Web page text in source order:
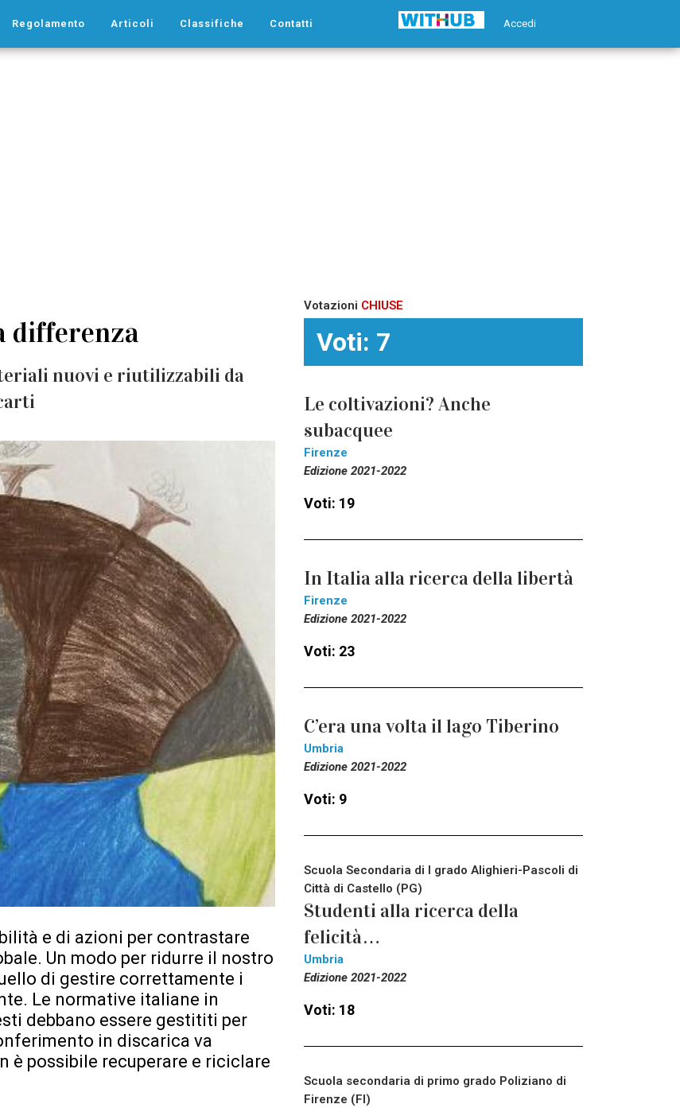
Accedi
Regolamento Articoli Classifiche Contatti
differenza
nuovi e riutilizzabili da
e di azioni per contrastare
Un modo per ridurre il nostro
di gestire correttamente i
Le normative italiane in
debbano essere gestititi per
in discarica va
è possibile recuperare e riciclare
Votazioni CHIUSE
Voti: 7
Le coltivazioni? Anche
subacquee
Firenze
Edizione 2021-2022
Voti: 19
In Italia alla ricerca della libertà
Firenze
Edizione 2021-2022
Voti: 23
C’era una volta il lago Tiberino
Umbria
Edizione 2021-2022
Voti: 9
Scuola Secondaria di I grado Alighieri-Pascoli di
Città di Castello (PG)
Studenti alla ricerca della
felicità…
Umbria
Edizione 2021-2022
Voti: 18
Scuola secondaria di primo grado Poliziano di
Firenze (FI)